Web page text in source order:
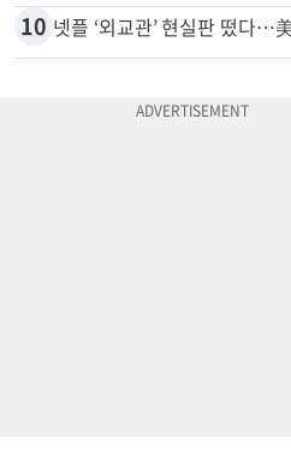
9 7세·4세 형제가 부모 차 몰